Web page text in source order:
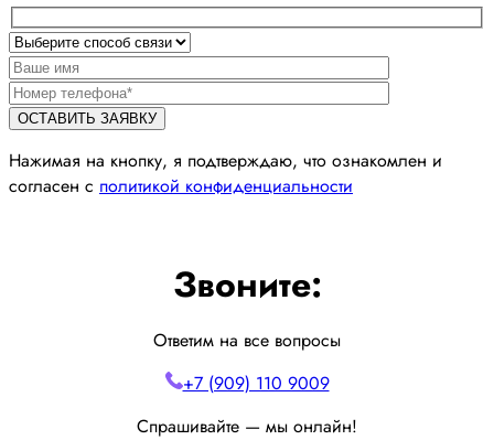
Нажимая на кнопку, я подтверждаю, что ознакомлен и
согласен с политикой конфиденциальности
Звоните:
Ответим на все вопросы
+7 (909) 110 9009
Спрашивайте — мы онлайн!